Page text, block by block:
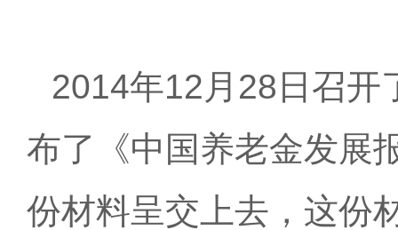
2014年12月28日召开
布了《中国养老金发展
份材料呈交上去，这份